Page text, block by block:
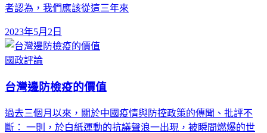
者認為，我們應該從這三年來
2023年5月2日
國政評論
台灣邊防檢疫的價值
過去三個月以來，關於中國疫情與防控政策的傳聞、批評不
斷： 一則，於白紙運動的抗議聲浪一出現，被瞬間燃爆的世